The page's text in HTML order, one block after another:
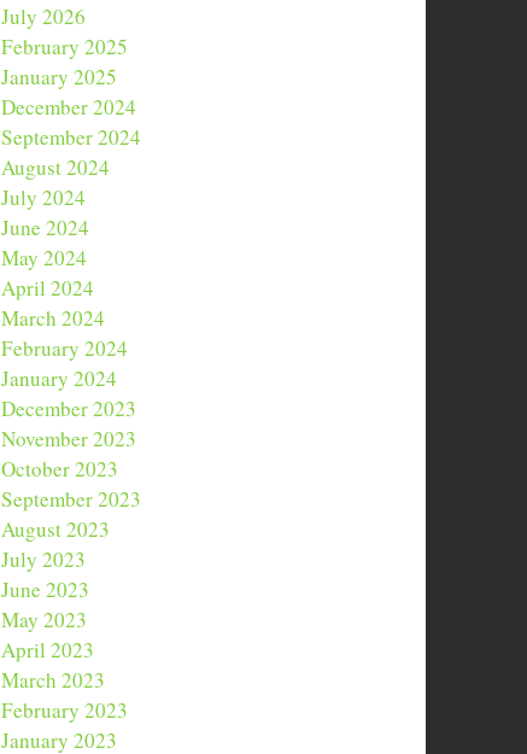
July 2026
February 2025
January 2025
December 2024
September 2024
August 2024
July 2024
June 2024
May 2024
April 2024
March 2024
February 2024
January 2024
December 2023
November 2023
October 2023
September 2023
August 2023
July 2023
June 2023
May 2023
April 2023
March 2023
February 2023
January 2023